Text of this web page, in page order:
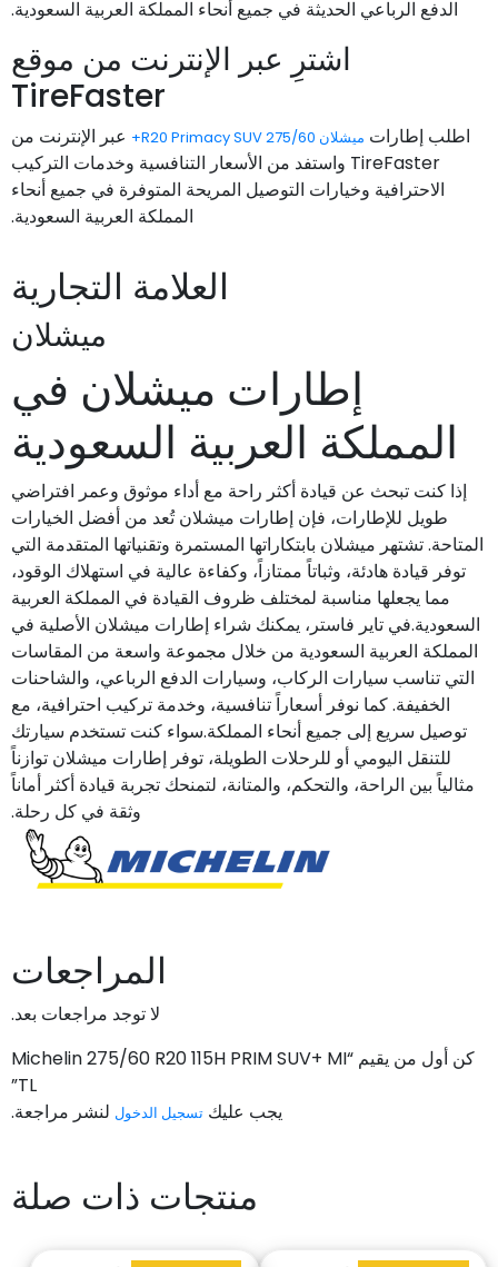
الدفع الرباعي الحديثة في جميع أنحاء المملكة العربية السعودية.
اشترِ عبر الإنترنت من موقع
TireFaster
اطلب إطارات ميشلان 275/60 R20 Primacy SUV+
عبر الإنترنت من
TireFaster واستفد من الأسعار التنافسية وخدمات التركيب
الاحترافية وخيارات التوصيل المريحة المتوفرة في جميع أنحاء
المملكة العربية السعودية.
العلامة التجارية
ميشلان
إطارات ميشلان في
المملكة العربية السعودية
إذا كنت تبحث عن قيادة أكثر راحة مع أداء موثوق وعمر افتراضي
طويل للإطارات، فإن إطارات ميشلان تُعد من أفضل الخيارات
المتاحة. تشتهر ميشلان بابتكاراتها المستمرة وتقنياتها المتقدمة التي
توفر قيادة هادئة، وثباتاً ممتازاً، وكفاءة عالية في استهلاك الوقود،
مما يجعلها مناسبة لمختلف ظروف القيادة في المملكة العربية
السعودية.في تاير فاستر، يمكنك شراء إطارات ميشلان الأصلية في
المملكة العربية السعودية من خلال مجموعة واسعة من المقاسات
التي تناسب سيارات الركاب، وسيارات الدفع الرباعي، والشاحنات
الخفيفة. كما نوفر أسعاراً تنافسية، وخدمة تركيب احترافية، مع
توصيل سريع إلى جميع أنحاء المملكة.سواء كنت تستخدم سيارتك
للتنقل اليومي أو للرحلات الطويلة، توفر إطارات ميشلان توازناً
مثالياً بين الراحة، والتحكم، والمتانة، لتمنحك تجربة قيادة أكثر أماناً
وثقة في كل رحلة.
المراجعات
لا توجد مراجعات بعد.
كن أول من يقيم “Michelin 275/60 R20 115H PRIM SUV+ MI
TL”
يجب عليك تسجيل الدخول لنشر مراجعة.
منتجات ذات صلة